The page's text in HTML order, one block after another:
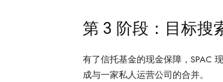
第 3 阶段：目标搜
有了信托基金的现金保障，SPAC
成与一家私人运营公司的合并。